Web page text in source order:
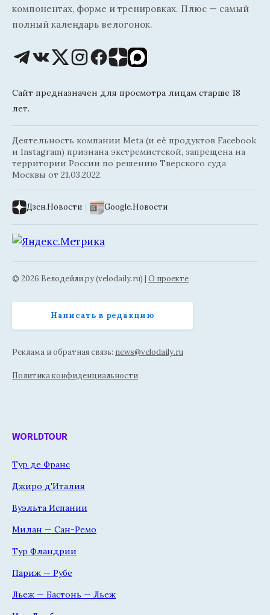
компонентах, форме и тренировках. Плюс — самый
полный календарь велогонок.
Сайт предназначен для просмотра лицам старше 18
лет.
Деятельность компании Meta (и её продуктов Facebook
и Instagram) признана экстремистской, запрещена на
территории России по решению Тверского суда
Москвы от 21.03.2022.
Дзен.Новости | Google.Новости
© 2026 Велодейли.ру (velodaily.ru) | О проекте
Написать в редакцию
Реклама и обратная связь: news@velodaily.ru
Политика конфиденциальности
WORLDTOUR
Тур де Франс
Джиро д'Италия
Вуэльта Испании
Милан — Сан-Ремо
Тур Фландрии
Париж — Рубе
Льеж — Бастонь — Льеж